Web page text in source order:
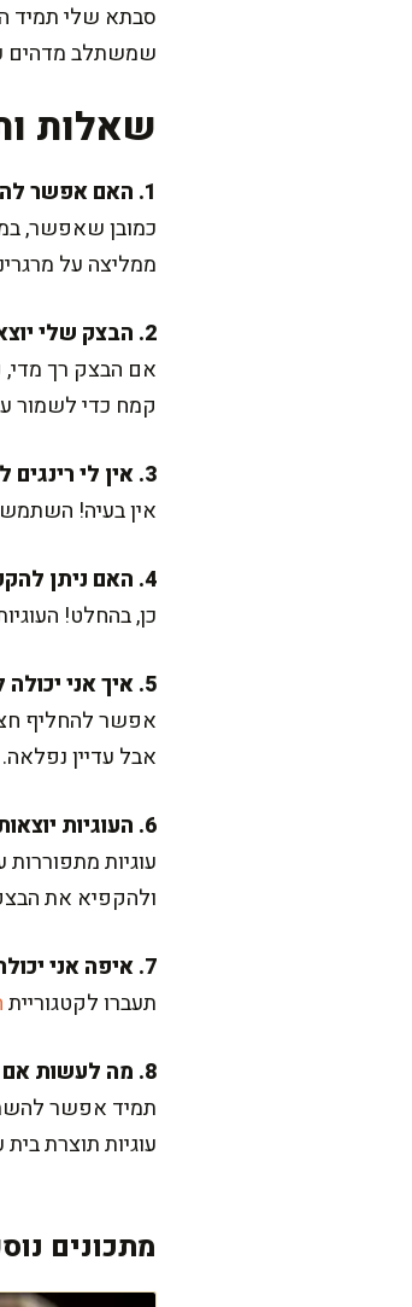
סבתא שלי תמיד
שמשתלב מדהים
שאלות
1. האם אפשר להשתמש במרגרינה במקום חמאה?
כמובן שאפשר,
ממליצה על
2. הבצק שלי יוצא רך מדי. מה לעשות?
אם הבצק רך מדי,
קמח כדי לשמור
3. אין לי רינגים לקירוץ. איך אפשר ליצור צורה עגולה?
אין בעיה!
4. האם ניתן להקפיא את העוגיות?
כן, בהחלט!
5. איך אני יכולה להפוך את המתכון ליותר בריא?
אפשר להחליף
אבל עדיין נפלאה.
6. העוגיות יוצאות מתפוררות. למה זה קורה?
עוגיות
ולהקפיא את
7. איפה אני יכולה למצוא עוד רעיונות לשלב ריבות במתכוני אפייה?
תעברו לקטגוריית
8. מה לעשות אם אין לי זמן להכין בצק?
תמיד אפשר
עוגיות תוצרת
מתכונים